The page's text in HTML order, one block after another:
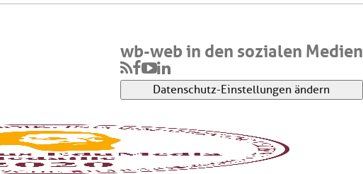
wb-web in den sozialen Medien
Datenschutz-Einstellungen ändern